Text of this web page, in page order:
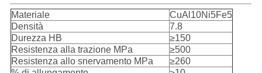
Materiale
CuAl10Ni5Fe5
Densità
7.8
Durezza HB
≥150
Resistenza alla trazione MPa
≥500
Resistenza allo snervamento MPa
≥260